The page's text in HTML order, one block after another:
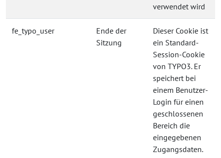
verwendet wird
fe_typo_user
Ende der
Sitzung
Dieser Cookie ist
ein Standard-
Session-Cookie
von TYPO3. Er
speichert bei
einem Benutzer-
Login für einen
geschlossenen
Bereich die
eingegebenen
Zugangsdaten.